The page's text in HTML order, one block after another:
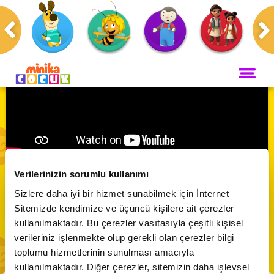
Verilerinizin sorumlu kullanımı
Sizlere daha iyi bir hizmet sunabilmek için İnternet
Sitemizde kendimize ve üçüncü kişilere ait çerezler
kullanılmaktadır. Bu çerezler vasıtasıyla çeşitli kişisel
verileriniz işlenmekte olup gerekli olan çerezler bilgi
toplumu hizmetlerinin sunulması amacıyla
kullanılmaktadır. Diğer çerezler, sitemizin daha işlevsel
PROGRAMLAR
Neşeli Dünyam
Servis
Bi' Adada Bi' Arada
Arı Maya
Çupi
Akika ve Sahara
YAYIN AKIŞI
VİDEO
CANLI YAYIN
Anasayfa
Enchantimals | Turta Yapmak
Abone Ol